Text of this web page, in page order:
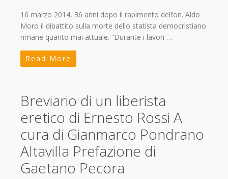
16 marzo 2014, 36 anni dopo il rapimento dell’on. Aldo
Moro il dibattito sulla morte dello statista democristiano
rimane quanto mai attuale. “Durante i lavori …
Read More
Breviario di un liberista
eretico di Ernesto Rossi A
cura di Gianmarco Pondrano
Altavilla Prefazione di
Gaetano Pecora